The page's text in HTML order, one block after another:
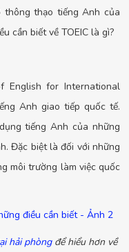
thạo tiếng Anh của
cần biết về TOEIC là gì?
English for International
Anh giao tiếp quốc tế.
tiếng Anh của những
Đặc biệt là đối với những
môi trường làm việc quốc
hải phòngđể hiểu hơn về